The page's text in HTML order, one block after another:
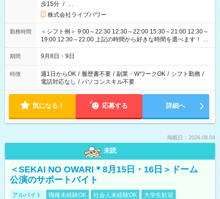
歩15分 / …
株式会社ライブパワー
勤務時間
＜シフト例＞ 9:00～22:30 12:30～22:00 15:30～21:00 12:30～
19:00 12:30～22:00 上記の時間から好きな時間を選べます！ ※
時間は変更となる可能性があります
期間 9月8日・9日
特徴 週1日からOK / 履歴書不要 / 副業・WワークOK / シフト勤務 /
電話対応なし / パソコンスキル不要
気になる！ 応募する 詳細へ
掲載日：2026.08.04
未読
＜SEKAI NO OWARI＊8月15日・16日＞ドーム
公演のサポートバイト
アルバイト 職種未経験OK 社会人未経験OK
大学生歓迎